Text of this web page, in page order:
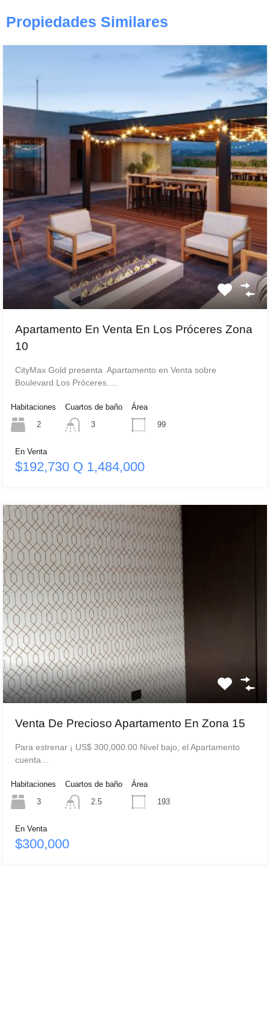
Propiedades Similares
Apartamento En Venta En Los Próceres Zona
10
CityMax Gold presenta Apartamento en Venta sobre
Boulevard Los Próceres.…
Habitaciones
2
Cuartos de baño
3
Área
99
En Venta
$192,730 Q 1,484,000
Venta De Precioso Apartamento En Zona 15
Para estrenar ¡ US$ 300,000.00 Nivel bajo, el Apartamento
cuenta…
Habitaciones
3
Cuartos de baño
2.5
Área
193
En Venta
$300,000